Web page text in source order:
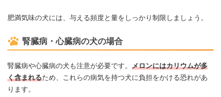
肥満気味の犬には、与える頻度と量をしっかり制限しましょう。
腎臓病・心臓病の犬の場合
腎臓病や心臓病の犬も注意が必要です。 メロンにはカリウムが多
く含まれるため、これらの病気を持つ犬に負担をかける恐れがあ
ります。